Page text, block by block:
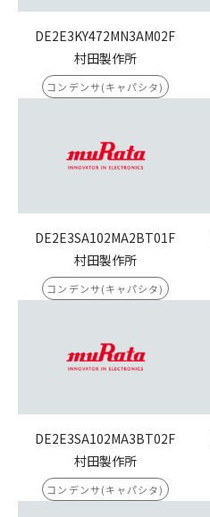
DE2E3KY472MN3AM02F
村田製作所
コンデンサ(キャパシタ)
DE2E3SA102MA2BT01F
村田製作所
コンデンサ(キャパシタ)
DE2E3SA102MA3BT02F
村田製作所
コンデンサ(キャパシタ)